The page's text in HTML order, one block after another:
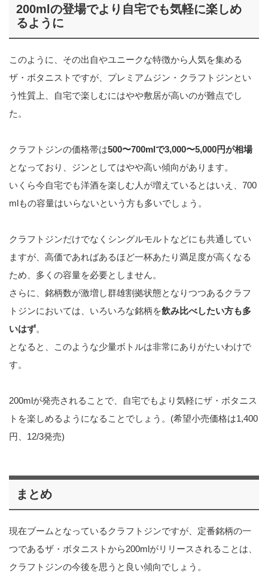
200mlの登場でより自宅でも気軽に楽しめ
るように
このように、その出自やユニークな特徴から人気を集める
ザ・ボタニストですが、プレミアムジン・クラフトジンとい
う性質上、自宅で楽しむにはやや敷居が高いのが難点でし
た。
クラフトジンの価格帯は500〜700mlで3,000〜5,000円が相場
となっており、ジンとしてはやや高い傾向があります。
いくら今自宅でも洋酒を楽しむ人が増えているとはいえ、700
mlもの容量はいらないという方も多いでしょう。
クラフトジンだけでなくシングルモルトなどにも共通してい
ますが、高価であればあるほど一杯あたり満足度が高くなる
ため、多くの容量を必要としません。
さらに、銘柄数が激増し群雄割拠状態となりつつあるクラフ
トジンにおいては、いろいろな銘柄を飲み比べしたい方も多
いはず。
となると、このような少量ボトルは非常にありがたいわけで
す。
200mlが発売されることで、自宅でもより気軽にザ・ボタニス
トを楽しめるようになることでしょう。(希望小売価格は1,400
円、12/3発売)
まとめ
現在ブームとなっているクラフトジンですが、定番銘柄の一
つであるザ・ボタニストから200mlがリリースされることは、
クラフトジンの今後を思うと良い傾向でしょう。